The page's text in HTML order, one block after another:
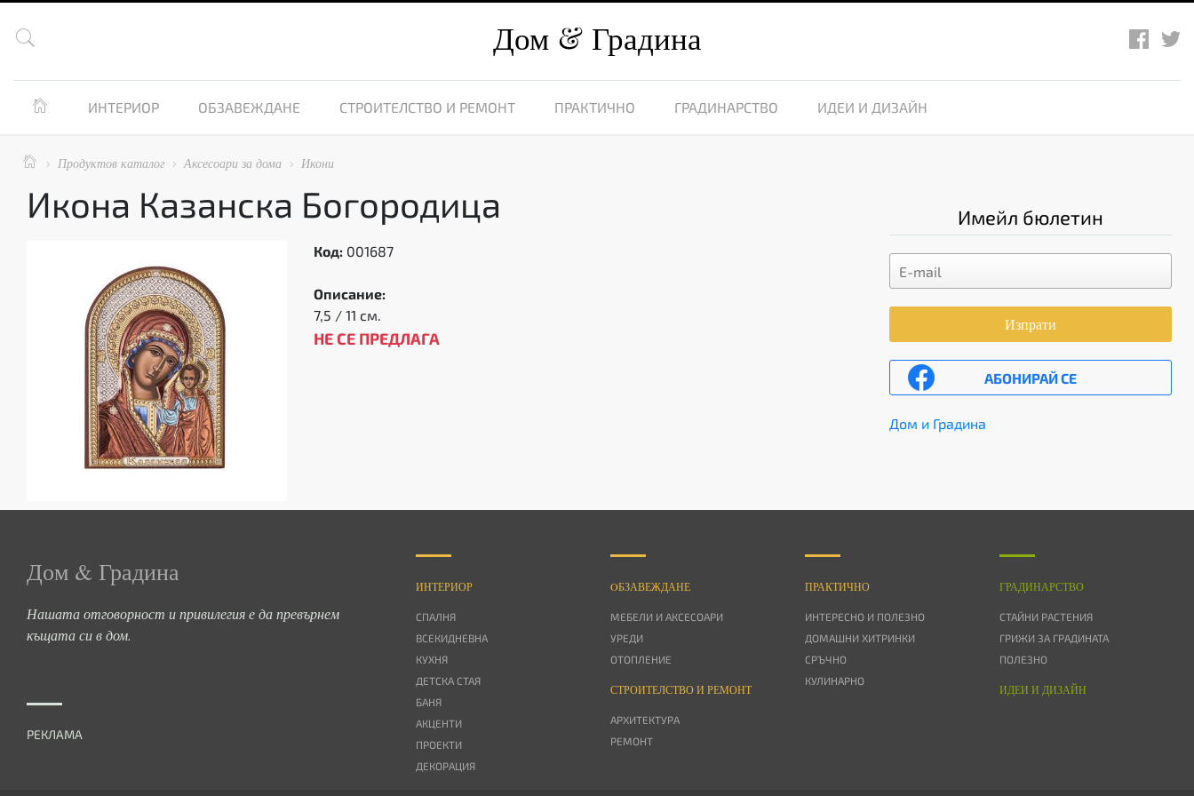
 Дом Градина
 ИНТЕРИОР ОБЗАВЕЖДАНЕ СТРОИТЕЛСТВО И РЕМОНТ ПРАКТИЧНО ГРАДИНАРСТВО ИДЕИ И ДИЗАЙН
  Продуктов каталог  Аксесоари за дома  Икони
Икона Казанска Богородица
Код: 001687
Описание:
7,5 / 11 см.
НЕ СЕ ПРЕДЛАГА
Имейл бюлетин
Изпрати
АБОНИРАЙ СЕ
Дом и Градина
Дом & Градина
Нашата отговорност и привилегия е да превърнем
къщата си в дом.
РЕКЛАМА
ИНТЕРИОР
СПАЛНЯ
ВСЕКИДНЕВНА
КУХНЯ
ДЕТСКА СТАЯ
БАНЯ
АКЦЕНТИ
ПРОЕКТИ
ДЕКОРАЦИЯ
OБЗАВЕЖДАНЕ
МЕБЕЛИ И АКСЕСОАРИ
УРЕДИ
ОТОПЛЕНИЕ
СТРОИТЕЛСТВО И РЕМОНТ
АРХИТЕКТУРА
РЕМОНТ
ПРАКТИЧНО
ИНТЕРЕСНО И ПОЛЕЗНО
ДОМАШНИ ХИТРИНКИ
СРЪЧНО
КУЛИНАРНО
ГРАДИНАРСТВО
СТАЙНИ РАСТЕНИЯ
ГРИЖИ ЗА ГРАДИНАТА
ПОЛЕЗНО
ИДЕИ И ДИЗАЙН